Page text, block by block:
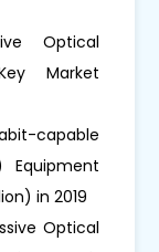
Optical
Market
capable
Equipment
in 2019
Optical